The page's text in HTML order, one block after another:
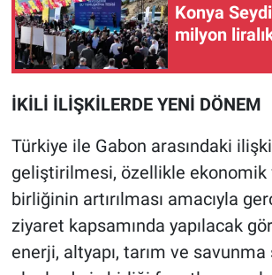
Konya
milyon
İKİLİ İLİŞKİLERDE YENİ DÖNEM
Türkiye ile Gabon arasındaki
geliştirilmesi, özellikle ekonomik
birliğinin artırılması amacıyla
ziyaret kapsamında yapılacak
enerji, altyapı, tarım ve